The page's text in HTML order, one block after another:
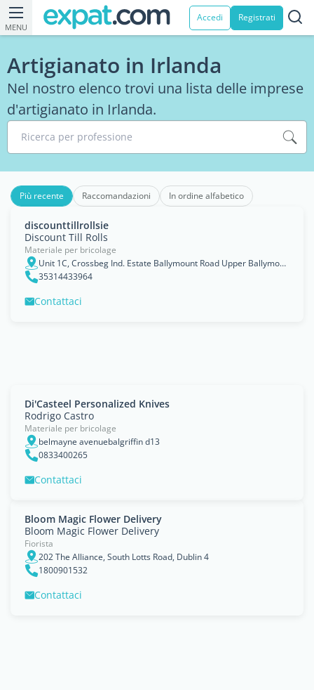
MENU
Accedi Registrati
Artigianato in Irlanda
Nel nostro elenco trovi una lista delle imprese
d'artigianato in Irlanda.
Ricerca per professione
Più recente Raccomandazioni In ordine alfabetico
discounttillrollsie
Discount Till Rolls
Materiale per bricolage
Unit 1C, Crossbeg Ind. Estate Ballymount Road Upper Ballymount Dublin, Leinster
35314433964
Contattaci
Di'Casteel Personalized Knives
Rodrigo Castro
Materiale per bricolage
belmayne avenuebalgriffin d13
0833400265
Contattaci
Bloom Magic Flower Delivery
Bloom Magic Flower Delivery
Fiorista
202 The Alliance, South Lotts Road, Dublin 4
1800901532
Contattaci